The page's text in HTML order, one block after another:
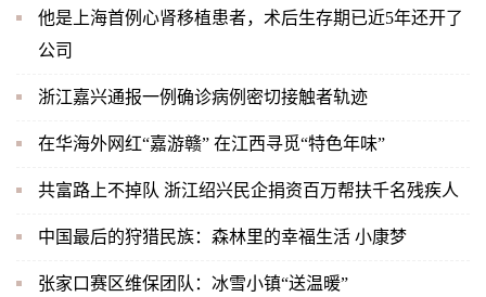
他是上海首例心肾移植患者，术后生存期已近5年还开了
公司
浙江嘉兴通报一例确诊病例密切接触者轨迹
在华海外网红“嘉游赣” 在江西寻觅“特色年味”
共富路上不掉队 浙江绍兴民企捐资百万帮扶千名残疾人
中国最后的狩猎民族：森林里的幸福生活 小康梦
张家口赛区维保团队：冰雪小镇“送温暖”